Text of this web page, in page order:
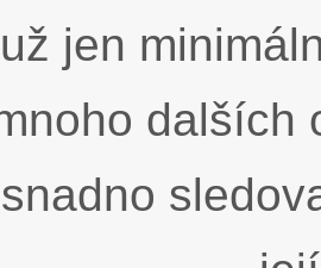
už jen
dalších
snadno